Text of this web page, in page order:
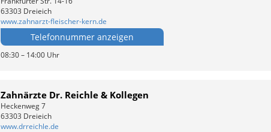
63303 Dreieich
www.zahnarzt-fleischer-kern.de
Telefonnummer anzeigen
08:30 – 14:00 Uhr
Zahnärzte Dr. Reichle & Kollegen
Heckenweg 7
63303 Dreieich
www.drreichle.de